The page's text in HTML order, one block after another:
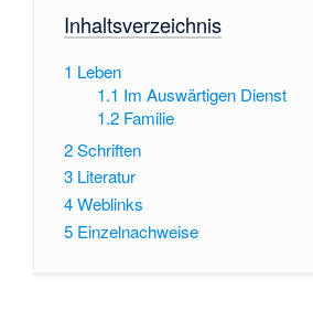
Inhaltsverzeichnis
1 Leben
1.1 Im Auswärtigen Dienst
1.2 Familie
2Schriften
3 Literatur
4Weblinks
5 Einzelnachweise